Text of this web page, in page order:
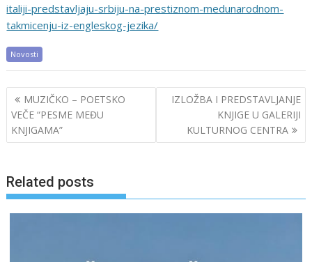
italiji-predstavljaju-srbiju-na-prestiznom-medunarodnom-
takmicenju-iz-engleskog-jezika/
Novosti
Post
navigation
MUZIČKO – POETSKO
VEČE “PESME MEĐU
KNJIGAMA”
IZLOŽBA I PREDSTAVLJANJE
KNJIGE U GALERIJI
KULTURNOG CENTRA
Related posts